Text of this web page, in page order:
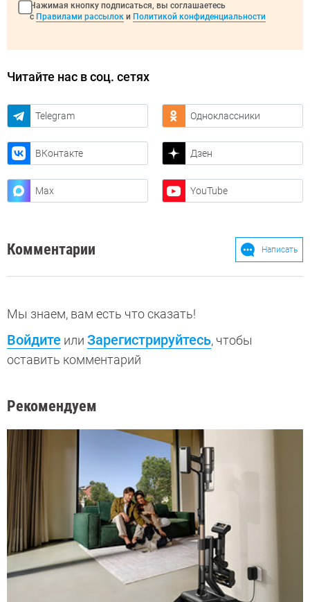
Нажимая кнопку подписаться, вы соглашаетесь
с Правилами рассылок и Политикой конфиденциальности
Читайте нас в соц. сетях
Telegram Одноклассники
ВКонтакте Дзен
Max YouTube
Комментарии Написать
Мы знаем, вам есть что сказать!
Войдите или Зарегистрируйтесь, чтобы
оставить комментарий
Рекомендуем